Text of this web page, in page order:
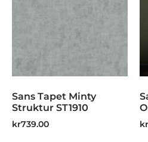
Sans Tapet Minty
Struktur ST1910
kr739.00 kr